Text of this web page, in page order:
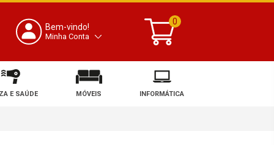
Bem-vindo!
Minha Conta
0
E SAÚDE MÓVEIS INFORMÁTICA